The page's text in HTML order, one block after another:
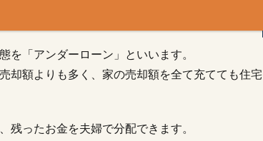
を「アンダーローン」といいます。
却額よりも多く、家の売却額を全て充てても住宅
残ったお金を夫婦で分配できます。